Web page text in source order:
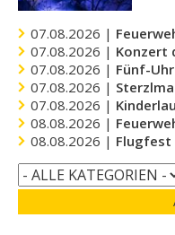
07.08.2026 |
07.08.2026 | Konzert
07.08.2026 | Fünf-
07.08.2026 |
07.08.2026 |
08.08.2026 |
08.08.2026 | Flugfest